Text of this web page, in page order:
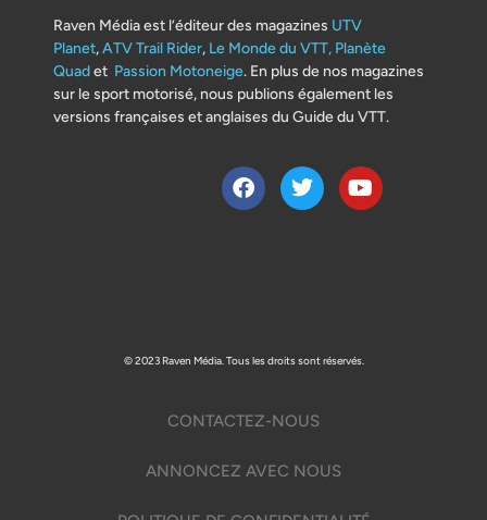
Raven Média est l’éditeur des magazines UTV
Planet,ATV Trail Rider, Le Monde du VTT, Planète
Quadet Passion Motoneige. En plus de nos magazines
sur le sport motorisé, nous publions également les
versions françaises et anglaises du Guide du VTT.
© 2023 Raven Média. Tous les droits sont réservés.
CONTACTEZ-NOUS
ANNONCEZ AVEC NOUS